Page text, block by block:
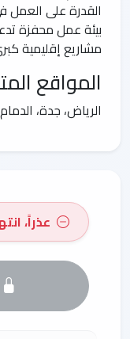
القدرة على العمل
بيئة عمل محفزة
مشاريع إقليمية
المواقع
الرياض، جدة،
عذراً،